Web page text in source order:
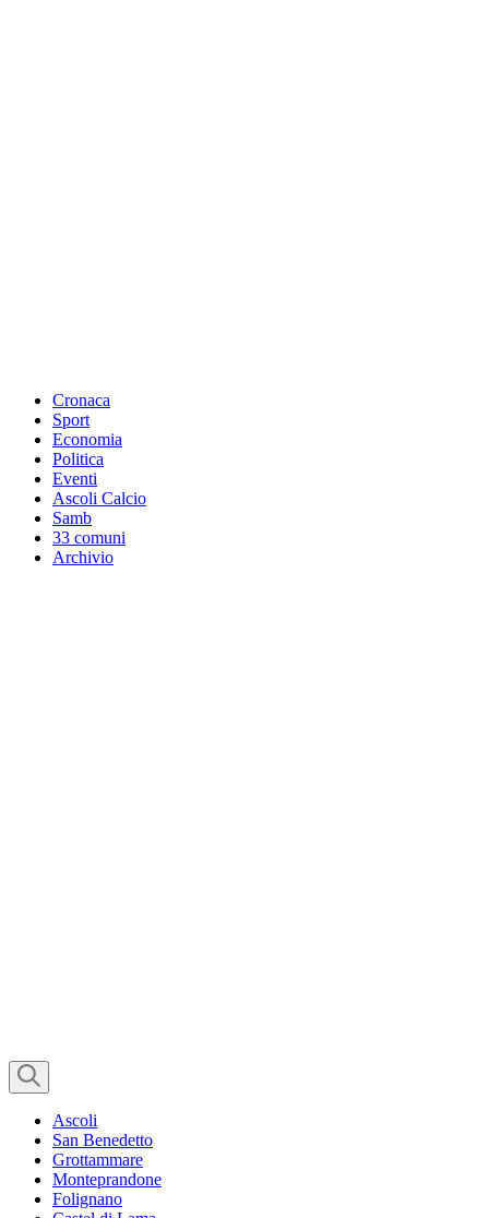
Cronaca
Sport
Economia
Politica
Eventi
Ascoli Calcio
Samb
33 comuni
Archivio
Ascoli
San Benedetto
Grottammare
Monteprandone
Folignano